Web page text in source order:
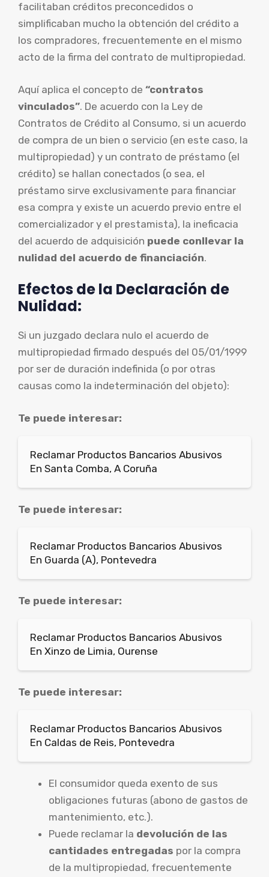
facilitaban créditos preconcedidos o
simplificaban mucho la obtención del crédito a
los compradores, frecuentemente en el mismo
acto de la firma del contrato de multipropiedad.
Aquí aplica el concepto de “contratos
vinculados”. De acuerdo con la Ley de
Contratos de Crédito al Consumo, si un acuerdo
de compra de un bien o servicio (en este caso, la
multipropiedad) y un contrato de préstamo (el
crédito) se hallan conectados (o sea, el
préstamo sirve exclusivamente para financiar
esa compra y existe un acuerdo previo entre el
comercializador y el prestamista), la ineficacia
del acuerdo de adquisición puede conllevar la
nulidad del acuerdo de financiación.
Efectos de la Declaración de
Nulidad:
Si un juzgado declara nulo el acuerdo de
multipropiedad firmado después del 05/01/1999
por ser de duración indefinida (o por otras
causas como la indeterminación del objeto):
Te puede interesar:
Reclamar Productos Bancarios Abusivos
En Santa Comba, A Coruña
Te puede interesar:
Reclamar Productos Bancarios Abusivos
En Guarda (A), Pontevedra
Te puede interesar:
Reclamar Productos Bancarios Abusivos
En Xinzo de Limia, Ourense
Te puede interesar:
Reclamar Productos Bancarios Abusivos
En Caldas de Reis, Pontevedra
El consumidor queda exento de sus
obligaciones futuras (abono de gastos de
mantenimiento, etc.).
Puede reclamar la devolución de las
cantidades entregadas por la compra
de la multipropiedad, frecuentemente